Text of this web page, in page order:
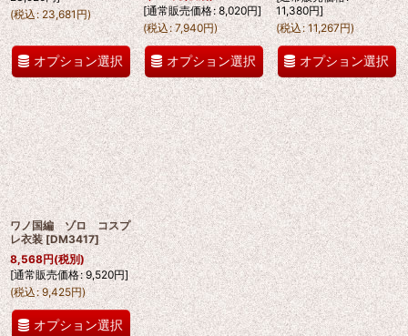
(税込: 23,681円)
オプション選択
[通常販売価格: 8,020円]
(税込: 7,940円)
オプション選択
11,380円]
(税込: 11,267円)
オプション選択
ワノ国編 ゾロ コスプ
レ衣装 [DM3417]
8,568円(税別)
[通常販売価格: 9,520円]
(税込: 9,425円)
オプション選択